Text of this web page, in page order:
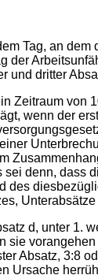
an dem
der
und dritter
von
wenn der
denn,
unter 1.
Absatz, 3:8
Ursache